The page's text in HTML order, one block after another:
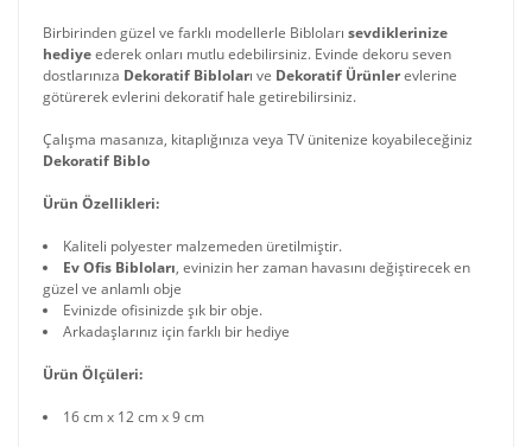
Birbirinden güzel ve farklı modellerle Bibloları sevdiklerinize
hediyeederek onları mutlu edebilirsiniz. Evinde dekoru seven
dostlarınıza Dekoratif Bibloları ve Dekoratif Ürünlerevlerine
götürerek evlerini dekoratif hale getirebilirsiniz.
Çalışma masanıza, kitaplığınıza veya TV ünitenize koyabileceğiniz
Dekoratif Biblo
Ürün Özellikleri:
Kaliteli polyester malzemeden üretilmiştir.
Ev Ofis Bibloları, evinizin her zaman havasını değiştirecek en
güzel ve anlamlı obje
Evinizde ofisinizde şık bir obje.
Arkadaşlarınız için farklı bir hediye
Ürün Ölçüleri:
16 cm x 12 cm x 9 cm